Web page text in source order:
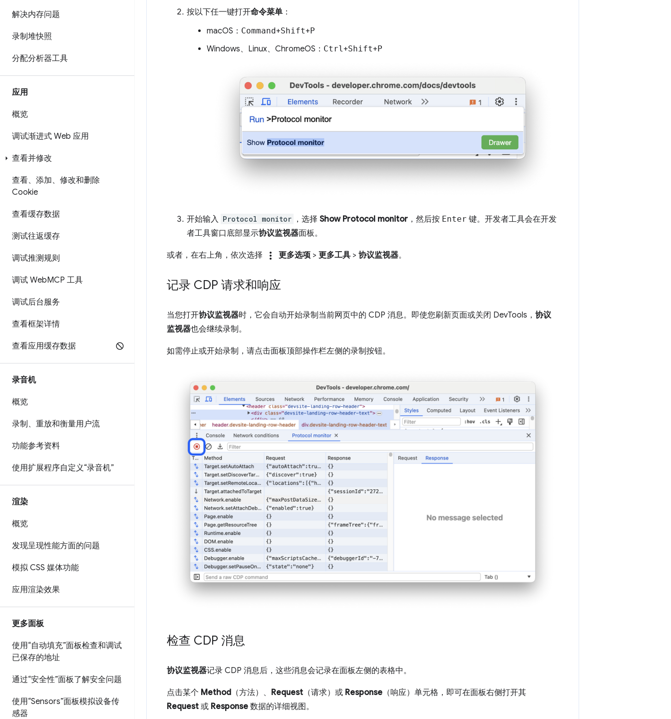
解决内存问题
录制堆快照
分配分析器工具
应用
概览
调试渐进式 Web 应用
查看并修改
查看、添加、修改和删除
Cookie
查看缓存数据
测试往返缓存
调试推测规则
调试 WebMCP 工具
调试后台服务
查看框架详情
查看应用缓存数据
录音机
概览
录制、重放和衡量用户流
功能参考资料
使用扩展程序自定义“录音机”
渲染
概览
发现呈现性能方面的问题
模拟 CSS 媒体功能
应用渲染效果
更多面板
使用“自动填充”面板检查和调试
已保存的地址
通过“安全性”面板了解安全问题
使用“Sensors”面板模拟设备传
感器
按以下任一键打开命令菜单 ：
macOS： Command+Shift+P
Windows、Linux、ChromeOS： Ctrl+Shift+P
开始输入 Protocol monitor ，选择 Show Protocol monitor ，然后按 Enter 键。开发者工具会在开发
者工具窗口底部显示协议监视器面板。
或者，在右上角，依次选择 more_vert 更多选项 > 更多工具 > 协议监视器。
记录 CDP 请求和响应
当您打开协议监视器时，它会自动开始录制当前网页中的 CDP 消息。即使您刷新页面或关闭 DevTools， 协议
监视器也会继续录制。
如需停止或开始录制，请点击面板顶部操作栏左侧的录制按钮。
检查 CDP 消息
协议监视器记录 CDP 消息后，这些消息会记录在面板左侧的表格中。
点击某个 Method （方法）、 Request （请求）或 Response （响应）单元格，即可在面板右侧打开其
Request 或 Response 数据的详细视图。